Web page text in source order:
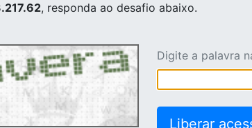
, responda ao desafio abaixo.
Digite a palavra